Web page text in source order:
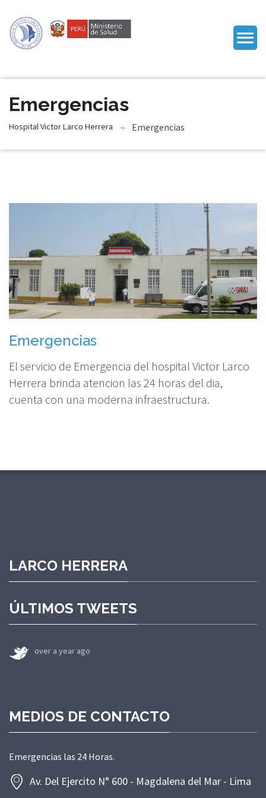
Emergencias
Hospital Victor Larco Herrera Emergencias
Emergencias
El servicio de Emergencia del hospital Victor Larco
Herrera brinda atencion las 24 horas del dia,
cuenta con una moderna infraestructura.
LARCO HERRERA
ÚLTIMOS TWEETS
over a year ago
MEDIOS DE CONTACTO
Emergencias las 24 Horas.
Av. Del Ejercito N° 600 - Magdalena del Mar - Lima